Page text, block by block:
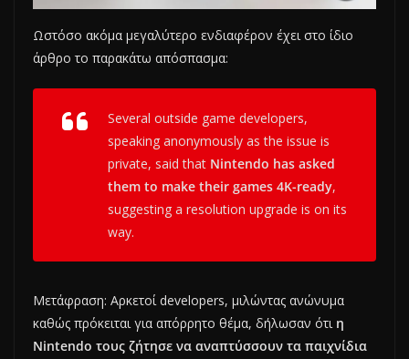
Ωστόσο ακόμα μεγαλύτερο ενδιαφέρον έχει στο ίδιο
άρθρο το παρακάτω απόσπασμα:
Several outside game developers,
speaking anonymously as the issue is
private, said that Nintendo has asked
them to make their games 4K-ready,
suggesting a resolution upgrade is on its
way.
Μετάφραση: Αρκετοί developers, μιλώντας ανώνυμα
καθώς πρόκειται για απόρρητο θέμα, δήλωσαν ότι η
Nintendo τους ζήτησε να αναπτύσσουν τα παιχνίδια